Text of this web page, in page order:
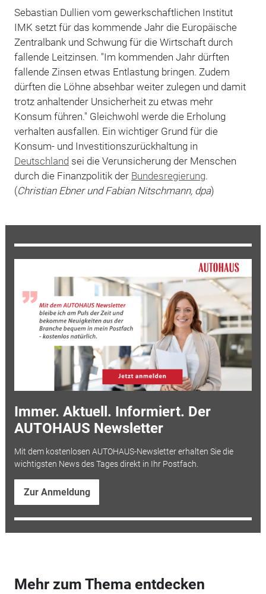
Sebastian Dullien vom gewerkschaftlichen Institut
IMK setzt für das kommende Jahr die Europäische
Zentralbank und Schwung für die Wirtschaft durch
fallende Leitzinsen. "Im kommenden Jahr dürften
fallende Zinsen etwas Entlastung bringen. Zudem
dürften die Löhne absehbar weiter zulegen und damit
trotz anhaltender Unsicherheit zu etwas mehr
Konsum führen." Gleichwohl werde die Erholung
verhalten ausfallen. Ein wichtiger Grund für die
Konsum- und Investitionszurückhaltung in
Deutschland sei die Verunsicherung der Menschen
durch die Finanzpolitik der Bundesregierung.
(Christian Ebner und Fabian Nitschmann, dpa)
Immer. Aktuell. Informiert. Der
AUTOHAUS Newsletter
Mit dem kostenlosen AUTOHAUS-Newsletter erhalten Sie die
wichtigsten News des Tages direkt in Ihr Postfach.
Zur Anmeldung
Mehr zum Thema entdecken